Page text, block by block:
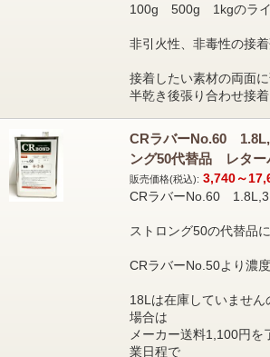
100g 500g 1kgのライ
非引火性、非毒性の接着
接着したい素材の両面
半乾き後張り合わせ接着
CRラバーNo.60
ング50代替品 レター
販売価格(税込): 3,740～
CRラバーNo.60
ストロング50の代替品に
CRラバーNo.50より濃
18Lは在庫していません
場合は
メーカー送料1,100円
業日程で